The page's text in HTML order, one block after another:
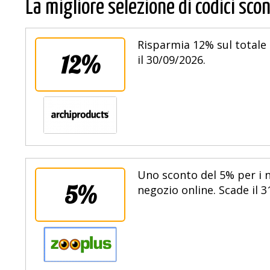
La migliore selezione di codici
12%
Risparmia 12% sul
il 30/09/2026.
5%
Uno sconto del 5% per i
negozio online. Scade il